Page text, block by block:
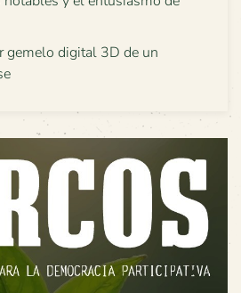
gemelo digital 3D de un